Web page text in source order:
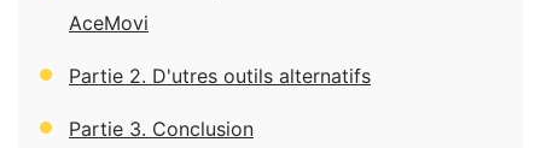
AceMovi
Partie 2. D'utres outils alternatifs
Partie 3. Conclusion